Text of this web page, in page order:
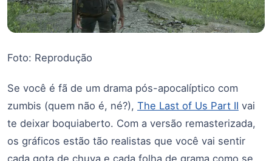
Foto: Reprodução
Se você é fã de um drama pós-apocalíptico com
zumbis (quem não é, né?), The Last of Us Part II vai
te deixar boquiaberto. Com a versão remasterizada,
os gráficos estão tão realistas que você vai sentir
cada gota de chuva e cada folha de grama como se